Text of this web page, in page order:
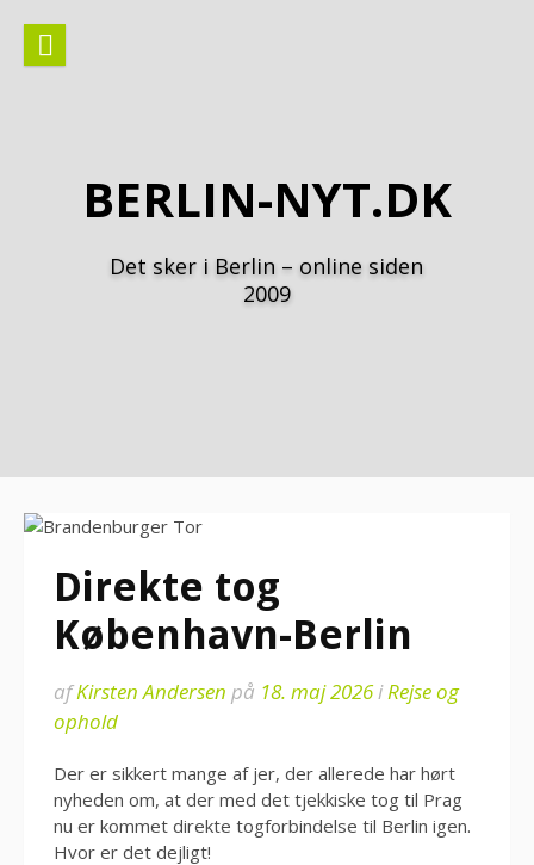
indhold
BERLIN-NYT.DK
Det sker i Berlin – online siden
2009
Direkte tog
København-Berlin
afKirsten Andersen på 18. maj 2026iRejse og
ophold
Der er sikkert mange af jer, der allerede har hørt
nyheden om, at der med det tjekkiske tog til Prag
nu er kommet direkte togforbindelse til Berlin igen.
Hvor er det dejligt!